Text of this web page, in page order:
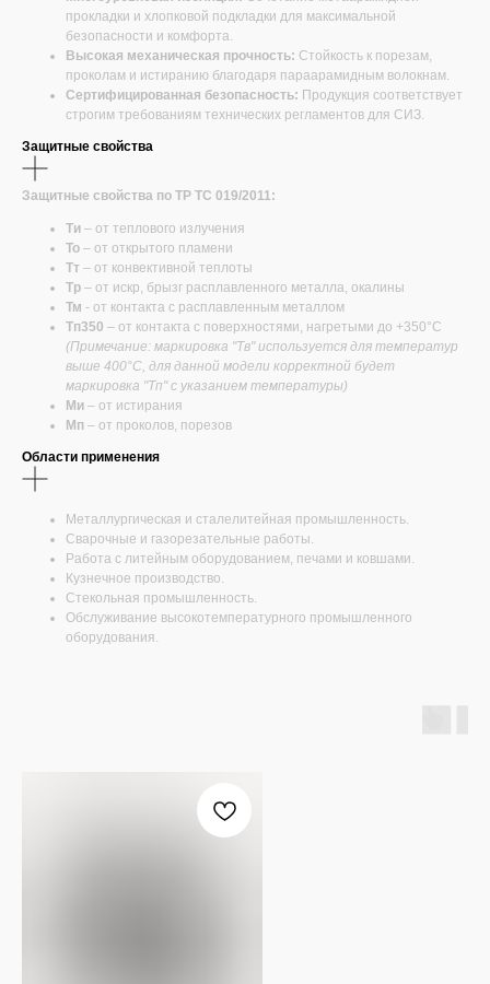
прокладки и хлопковой подкладки для максимальной
безопасности и комфорта.
Высокая механическая прочность: Стойкость к порезам,
проколам и истиранию благодаря параарамидным волокнам.
Сертифицированная безопасность: Продукция соответствует
строгим требованиям технических регламентов для СИЗ.
Защитные свойства
Защитные свойства по ТР ТС 019/2011:
Ти – от теплового излучения
То – от открытого пламени
Тт – от конвективной теплоты
Тр – от искр, брызг расплавленного металла, окалины
Тм - от контакта с расплавленным металлом
Тп350 – от контакта с поверхностями, нагретыми до +350°С
(Примечание: маркировка "Тв" используется для температур
выше 400°С, для данной модели корректной будет
маркировка "Тп" с указанием температуры)
Ми – от истирания
Мп – от проколов, порезов
Области применения
Металлургическая и сталелитейная промышленность.
Сварочные и газорезательные работы.
Работа с литейным оборудованием, печами и ковшами.
Кузнечное производство.
Стекольная промышленность.
Обслуживание высокотемпературного промышленного
оборудования.